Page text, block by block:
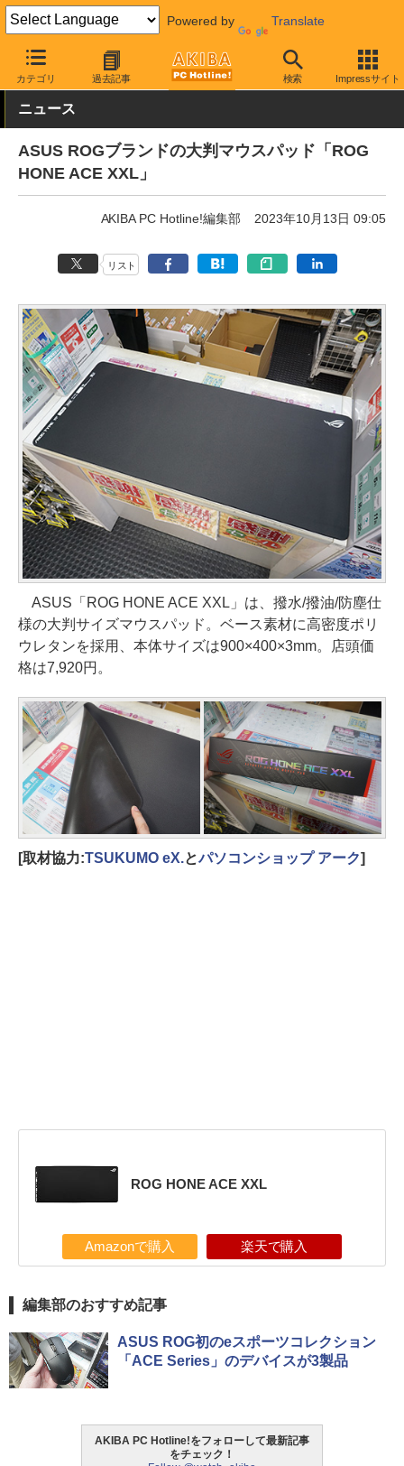
Powered by Translate
カテゴリ 過去記事 検索 Impressサイト
AKIBA PC Hotline! PC周辺機器 マウスパッド ASUS
ニュース
ASUS ROGブランドの大判マウスパッド「ROG
HONE ACE XXL」
AKIBA PC Hotline!編集部 2023年10月13日 09:05
リスト
ASUS「ROG HONE ACE XXL」は、撥水/撥油/防塵仕
様の大判サイズマウスパッド。ベース素材に高密度ポリ
ウレタンを採用、本体サイズは900×400×3mm。店頭価
格は7,920円。
[取材協力:TSUKUMO eX.とパソコンショップ アーク]
ROG HONE ACE XXL
Amazonで購入 楽天で購入
編集部のおすすめ記事
ASUS ROG初のeスポーツコレクション
「ACE Series」のデバイスが3製品
AKIBA PC Hotline!をフォローして最新記事
をチェック！